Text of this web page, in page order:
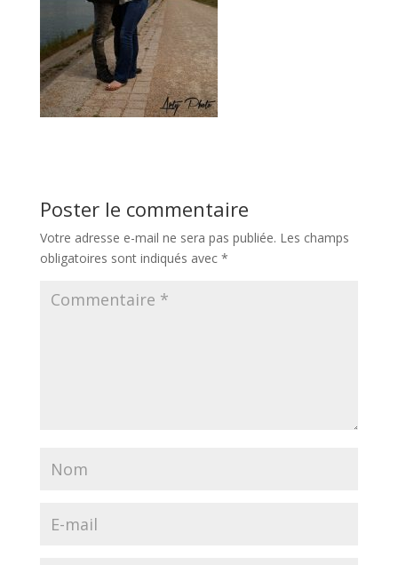
Poster le commentaire
Votre adresse e-mail ne sera pas publiée. Les champs
obligatoires sont indiqués avec *